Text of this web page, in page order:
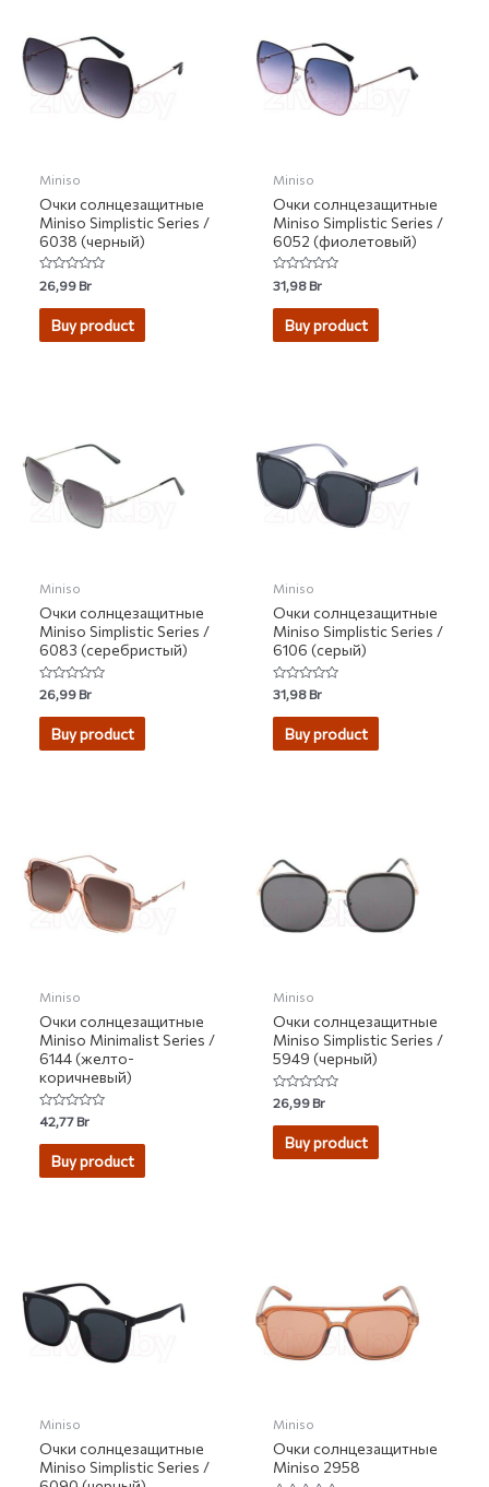
Miniso
Очки солнцезащитные
Miniso Simplistic Series /
6038 (черный)
Rated
0
out
26,99Br
Buy product
Miniso
Очки солнцезащитные
Miniso Simplistic Series /
6052 (фиолетовый)
Rated
0
out
31,98Br
Buy product
Miniso
Очки солнцезащитные
Miniso Simplistic Series /
6083 (серебристый)
Rated
0
out
26,99Br
Buy product
Miniso
Очки солнцезащитные
Miniso Simplistic Series /
6106 (серый)
Rated
0
out
31,98Br
Buy product
Miniso
Очки солнцезащитные
Miniso Minimalist Series /
6144 (желто-
коричневый)
Rated
0
out
42,77Br
Buy product
Miniso
Очки солнцезащитные
Miniso Simplistic Series /
5949 (черный)
Rated
0
out
26,99Br
Buy product
Miniso
Очки солнцезащитные
Miniso Simplistic Series /
Miniso
Очки солнцезащитные
Miniso 2958